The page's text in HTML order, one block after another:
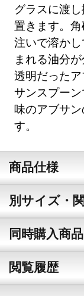
グラスに渡
置きます。
注いで溶か
まれる油分
透明だった
サンスプー
味のアブサ
す。
商品仕様
別サイズ・
同時購入商品
閲覧履歴